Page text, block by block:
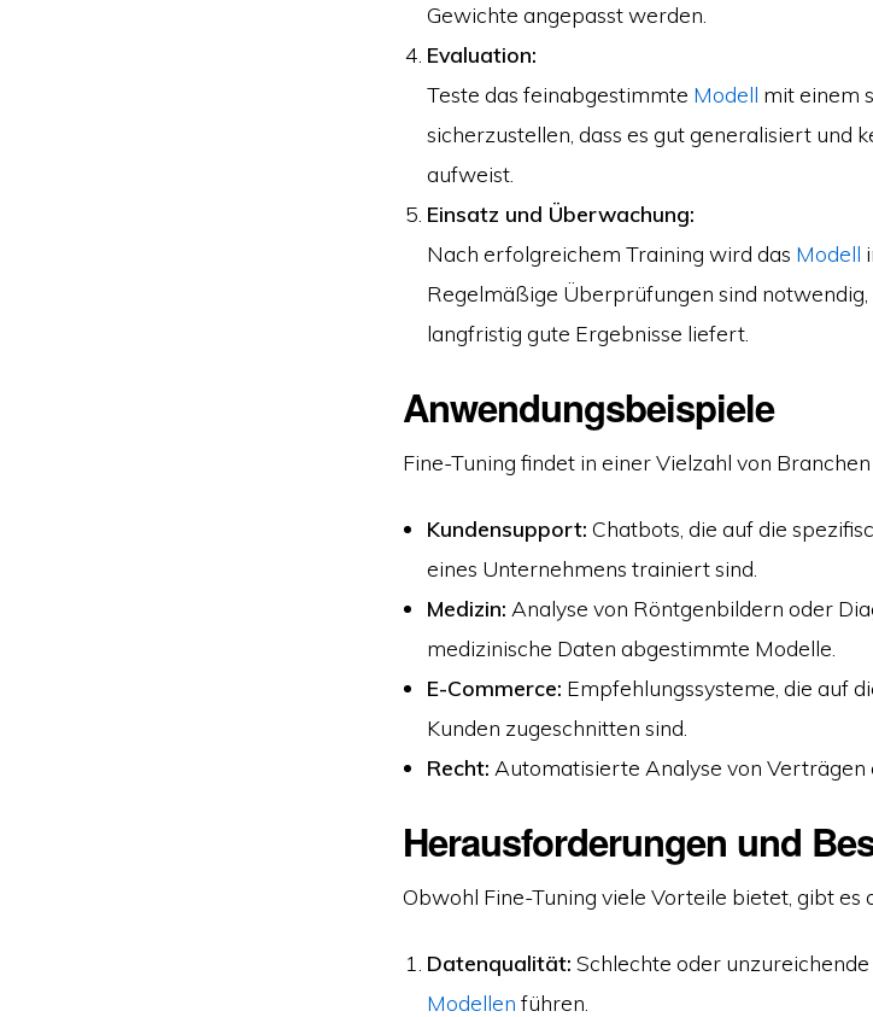
Gewichte angepasst werden.
Evaluation:
Teste das feinabgestimmte Modell mit einem
sicherzustellen, dass es gut generalisiert und
aufweist.
Einsatz und Überwachung:
Nach erfolgreichem Training wird das Modell
Regelmäßige Überprüfungen sind notwendig,
langfristig gute Ergebnisse liefert.
Anwendungsbeispiele
Fine-Tuning findet in einer Vielzahl von
Kundensupport: Chatbots, die auf die
eines Unternehmens trainiert sind.
Medizin: Analyse von Röntgenbildern oder
medizinische Daten abgestimmte Modelle.
E-Commerce: Empfehlungssysteme, die auf
Kunden zugeschnitten sind.
Recht: Automatisierte Analyse von Verträgen
Herausforderungen und
Obwohl Fine-Tuning viele Vorteile bietet, gibt es
Datenqualität: Schlechte oder
Modellen führen.